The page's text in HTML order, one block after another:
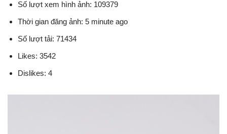
Số lượt xem hình ảnh: 109379
Thời gian đăng ảnh: 5 minute ago
Số lượt tải: 71434
Likes: 3542
Dislikes: 4